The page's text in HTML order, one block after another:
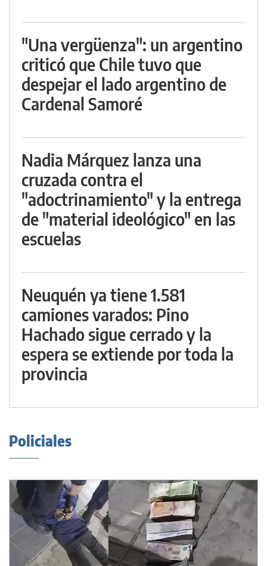
"Una vergüenza": un argentino
criticó que Chile tuvo que
despejar el lado argentino de
Cardenal Samoré
Nadia Márquez lanza una
cruzada contra el
"adoctrinamiento" y la entrega
de "material ideológico" en las
escuelas
Neuquén ya tiene 1.581
camiones varados: Pino
Hachado sigue cerrado y la
espera se extiende por toda la
provincia
Policiales